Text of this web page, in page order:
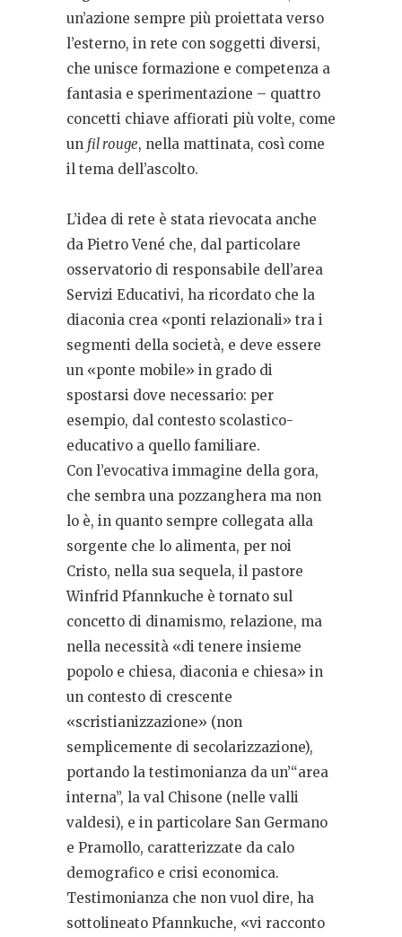
un’azione sempre più proiettata verso
l’esterno, in rete con soggetti diversi,
che unisce formazione e competenza a
fantasia e sperimentazione – quattro
concetti chiave affiorati più volte, come
un fil rouge, nella mattinata, così come
il tema dell’ascolto.
L’idea di rete è stata rievocata anche
da Pietro Vené che, dal particolare
osservatorio di responsabile dell’area
Servizi Educativi, ha ricordato che la
diaconia crea «ponti relazionali» tra i
segmenti della società, e deve essere
un «ponte mobile» in grado di
spostarsi dove necessario: per
esempio, dal contesto scolastico-
educativo a quello familiare.
Con l’evocativa immagine della gora,
che sembra una pozzanghera ma non
lo è, in quanto sempre collegata alla
sorgente che lo alimenta, per noi
Cristo, nella sua sequela, il pastore
Winfrid Pfannkuche è tornato sul
concetto di dinamismo, relazione, ma
nella necessità «di tenere insieme
popolo e chiesa, diaconia e chiesa» in
un contesto di crescente
«scristianizzazione» (non
semplicemente di secolarizzazione),
portando la testimonianza da un’“area
interna”, la val Chisone (nelle valli
valdesi), e in particolare San Germano
e Pramollo, caratterizzate da calo
demografico e crisi economica.
Testimonianza che non vuol dire, ha
sottolineato Pfannkuche, «vi racconto